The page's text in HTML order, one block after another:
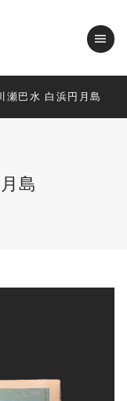
menu
瀬巴水 白浜円月島
島